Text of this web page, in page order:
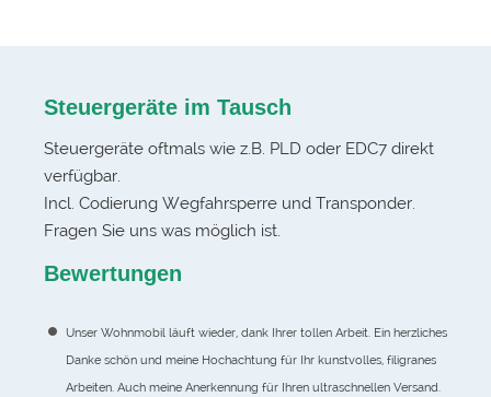
Steuergeräte im Tausch
Steuergeräte oftmals wie z.B. PLD oder EDC7 direkt
verfügbar.
Incl. Codierung Wegfahrsperre und Transponder.
Fragen Sie uns was möglich ist.
Bewertungen
Unser Wohnmobil läuft wieder, dank Ihrer tollen Arbeit. Ein herzliches
Danke schön und meine Hochachtung für Ihr kunstvolles, filigranes
Arbeiten. Auch meine Anerkennung für Ihren ultraschnellen Versand.